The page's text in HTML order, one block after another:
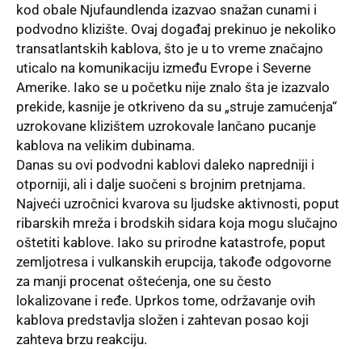
kod obale Njufaundlenda izazvao snažan cunami i
podvodno klizište. Ovaj događaj prekinuo je nekoliko
transatlantskih kablova, što je u to vreme značajno
uticalo na komunikaciju između Evrope i Severne
Amerike. Iako se u početku nije znalo šta je izazvalo
prekide, kasnije je otkriveno da su „struje zamućenja“
uzrokovane klizištem uzrokovale lančano pucanje
kablova na velikim dubinama.
Danas su ovi podvodni kablovi daleko napredniji i
otporniji, ali i dalje suočeni s brojnim pretnjama.
Najveći uzročnici kvarova su ljudske aktivnosti, poput
ribarskih mreža i brodskih sidara koja mogu slučajno
oštetiti kablove. Iako su prirodne katastrofe, poput
zemljotresa i vulkanskih erupcija, takođe odgovorne
za manji procenat oštećenja, one su često
lokalizovane i ređe. Uprkos tome, održavanje ovih
kablova predstavlja složen i zahtevan posao koji
zahteva brzu reakciju.